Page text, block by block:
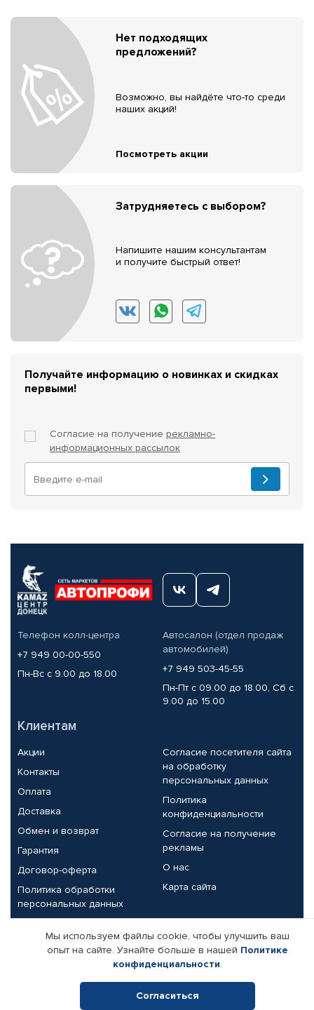
Нет подходящих
предложений?
Возможно, вы найдёте что-то среди
наших акций!
Посмотреть акции
Затрудняетесь с выбором?
Напишите нашим консультантам
и получите быстрый ответ!
Получайте информацию о новинках и скидках
первыми!
Согласие на получение рекламно-
информационных рассылок
Телефон колл-центра
+7 949 00-00-550
Пн-Вс с 9.00 до 18.00
Автосалон (отдел продаж
автомобилей)
+7 949 503-45-55
Пн-Пт с 09.00 до 18.00, Сб с
9.00 до 15.00
Клиентам
Акции
Контакты
Оплата
Доставка
Обмен и возврат
Гарантия
Договор-оферта
Политика обработки
персональных данных
Согласие посетителя сайта
на обработку
персональных данных
Политика
конфиденциальности
Согласие на получение
рекламы
О нас
Карта сайта
Партнерам
Корпоративным клиентам
Поставщикам
Реквизиты компании
Мы используем файлы cookie, чтобы улучшить ваш
опыт на сайте. Узнайте больше в нашей Политике
конфиденциальности.
Согласиться